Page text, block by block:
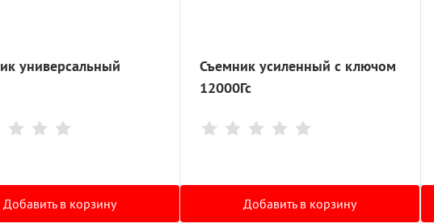
универсальный
Добавить в корзину
Съемник усиленный с ключом
12000Гс
Добавить в корзину